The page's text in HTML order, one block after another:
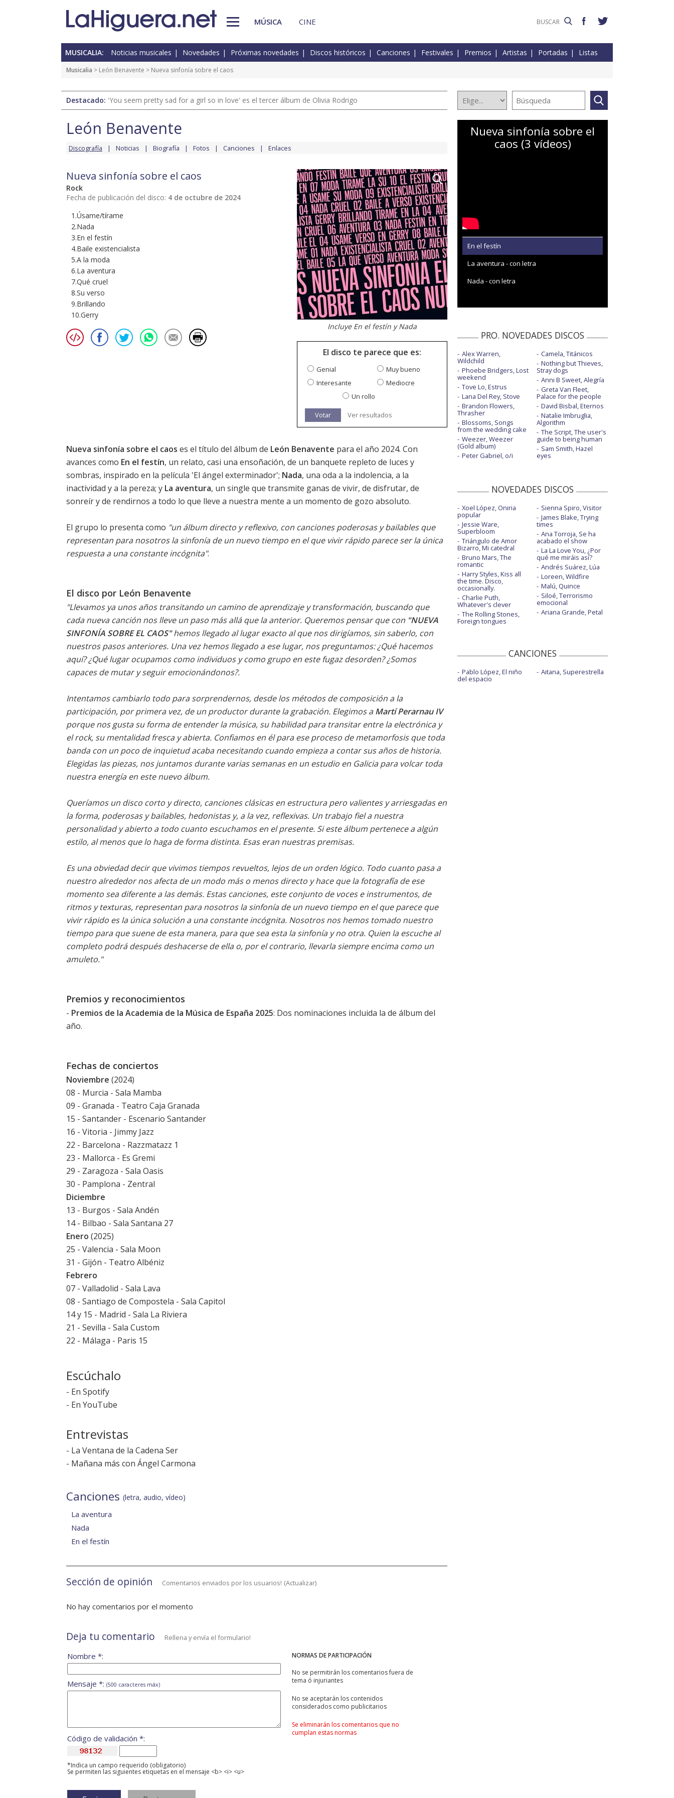
MÚSICA CINE
MUSICALIA: Noticias musicales Novedades Próximas novedades Discos históricos Canciones Festivales Premios Artistas Portadas Listas
Musicalia > León Benavente > Nueva sinfonía sobre el caos
Destacado: 'You seem pretty sad for a girl so in love' es el tercer álbum de Olivia Rodrigo
León Benavente
Discografía Noticias Biografía Fotos Canciones Enlaces
Nueva sinfonía sobre el caos
Rock
Fecha de publicación del disco: 4 de octubre de 2024
1.Úsame/tírame
2.Nada
3.En el festín
4.Baile existencialista
5.A la moda
6.La aventura
7.Qué cruel
8.Su verso
9.Brillando
10.Gerry
Incluye En el festín y Nada
El disco te parece que es:
Genial
Muy bueno
Interesante
Mediocre
Un rollo
Votar Ver resultados
Nueva sinfonía sobre el caos es el título del álbum de León Benavente para el año 2024. Con
avances como En el festín, un relato, casi una ensoñación, de un banquete repleto de luces y
sombras, inspirado en la película 'El ángel exterminador'; Nada, una oda a la indolencia, a la
inactividad y a la pereza; y La aventura, un single que transmite ganas de vivir, de disfrutar, de
sonreír y de rendirnos a todo lo que lleve a nuestra mente a un momento de gozo absoluto.
El grupo lo presenta como "un álbum directo y reflexivo, con canciones poderosas y bailables que
representan para nosotros la sinfonía de un nuevo tiempo en el que vivir rápido parece ser la única
respuesta a una constante incógnita".
El disco por León Benavente
"Llevamos ya unos años transitando un camino de aprendizaje y transformación, buscando que
cada nueva canción nos lleve un paso más allá que la anterior. Queremos pensar que con "NUEVA
SINFONÍA SOBRE EL CAOS"hemos llegado al lugar exacto al que nos dirigíamos, sin saberlo, con
nuestros pasos anteriores. Una vez hemos llegado a ese lugar, nos preguntamos: ¿Qué hacemos
aquí? ¿Qué lugar ocupamos como individuos y como grupo en este fugaz desorden? ¿Somos
capaces de mutar y seguir emocionándonos?.
Intentamos cambiarlo todo para sorprendernos, desde los métodos de composición a la
participación, por primera vez, de un productor durante la grabación. Elegimos aMartí Perarnau IV
porque nos gusta su forma de entender la música, su habilidad para transitar entre la electrónica y
el rock, su mentalidad fresca y abierta. Confiamos en él para ese proceso de metamorfosis que toda
banda con un poco de inquietud acaba necesitando cuando empieza a contar sus años de historia.
Elegidas las piezas, nos juntamos durante varias semanas en un estudio en Galicia para volcar toda
nuestra energía en este nuevo álbum.
Queríamos un disco corto y directo, canciones clásicas en estructura pero valientes y arriesgadas en
la forma, poderosas y bailables, hedonistas y, a la vez, reflexivas. Un trabajo fiel a nuestra
personalidad y abierto a todo cuanto escuchamos en el presente. Si este álbum pertenece a algún
estilo, al menos que lo haga de forma distinta. Esas eran nuestras premisas.
Es una obviedad decir que vivimos tiempos revueltos, lejos de un orden lógico. Todo cuanto pasa a
nuestro alrededor nos afecta de un modo más o menos directo y hace que la fotografía de ese
momento sea diferente a las demás. Estas canciones, este conjunto de voces e instrumentos, de
ritmos y texturas, representan para nosotros la sinfonía de un nuevo tiempo en el que parece que
vivir rápido es la única solución a una constante incógnita. Nosotros nos hemos tomado nuestro
tiempo para que suene de esta manera, para que sea esta la sinfonía y no otra. Quien la escuche al
completo podrá después deshacerse de ella o, por el contrario, llevarla siempre encima como un
amuleto."
Premios y reconocimientos
- Premios de la Academia de la Música de España 2025: Dos nominaciones incluida la de álbum del
año.
Fechas de conciertos
Noviembre (2024)
08 - Murcia - Sala Mamba
09 - Granada - Teatro Caja Granada
15 - Santander - Escenario Santander
16 - Vitoria - Jimmy Jazz
22 - Barcelona - Razzmatazz 1
23 - Mallorca - Es Gremi
29 - Zaragoza - Sala Oasis
30 - Pamplona - Zentral
Diciembre
13 - Burgos - Sala Andén
14 - Bilbao - Sala Santana 27
Enero (2025)
25 - Valencia - Sala Moon
31 - Gijón - Teatro Albéniz
Febrero
07 - Valladolid - Sala Lava
08 - Santiago de Compostela - Sala Capitol
14 y 15 - Madrid - Sala La Riviera
21 - Sevilla - Sala Custom
22 - Málaga - Paris 15
Escúchalo
- En Spotify
- En YouTube
Entrevistas
- La Ventana de la Cadena Ser
- Mañana más con Ángel Carmona
Canciones (letra, audio, vídeo)
La aventura
Nada
En el festín
Sección de opinión Comentarios enviados por los usuarios! (Actualizar)
No hay comentarios por el momento
Deja tu comentario Rellena y envía el formulario!
NORMAS DE PARTICIPACIÓN
No se permitirán los comentarios fuera de
tema ó injuriantes
No se aceptarán los contenidos
considerados como publicitarios
Se eliminarán los comentarios que no
cumplan estas normas
Nombre *:
Mensaje *: (500 caracteres máx)
Código de validación *:
*Indica un campo requerido (obligatorio)
Se permiten las siguientes etiquetas en el mensaje <b> <i> <u>
Nueva sinfonía sobre el
caos (3 vídeos)
En el festín
La aventura - con letra
Nada - con letra
PRO. NOVEDADES DISCOS
Alex Warren,
Wildchild
Phoebe Bridgers, Lost
weekend
Tove Lo, Estrus
Lana Del Rey, Stove
Brandon Flowers,
Thrasher
Blossoms, Songs
from the wedding cake
Weezer, Weezer
(Gold album)
Peter Gabriel, o/i
Camela, Titánicos
Nothing but Thieves,
Stray dogs
Anni B Sweet, Alegría
Greta Van Fleet,
Palace for the people
David Bisbal, Eternos
Natalie Imbruglia,
Algorithm
The Script, The user's
guide to being human
Sam Smith, Hazel
eyes
NOVEDADES DISCOS
Xoel López, Oniria
popular
Jessie Ware,
Superbloom
Triángulo de Amor
Bizarro, Mi catedral
Bruno Mars, The
romantic
Harry Styles, Kiss all
the time. Disco,
occasionally.
Charlie Puth,
Whatever's clever
The Rolling Stones,
Foreign tongues
Sienna Spiro, Visitor
James Blake, Trying
times
Ana Torroja, Se ha
acabado el show
La La Love You, ¿Por
qué me miráis así?
Andrés Suárez, Lúa
Loreen, Wildfire
Malú, Quince
Siloé, Terrorismo
emocional
Ariana Grande, Petal
CANCIONES
Pablo López, El niño
del espacio
Aitana, Superestrella